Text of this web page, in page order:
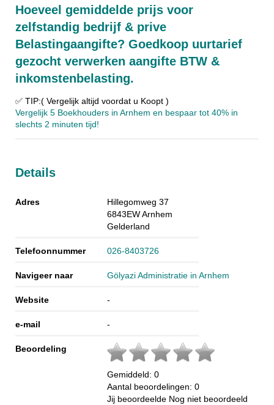
Hoeveel gemiddelde prijs voor
zelfstandig bedrijf & prive
Belastingaangifte? Goedkoop uurtarief
gezocht verwerken aangifte BTW &
inkomstenbelasting.
✅ TIP:( Vergelijk altijd voordat u Koopt )
Vergelijk 5 Boekhouders in Arnhem en bespaar tot 40% in
slechts 2 minuten tijd!
Details
Adres
Hillegomweg 37
6843EWArnhem
Gelderland
Telefoonnummer 026-8403726
Navigeer naar Gölyazi Administratie in Arnhem
Website -
e-mail -
Beoordeling
Gemiddeld: 0
Aantal beoordelingen: 0
Jij beoordeelde Nog niet beoordeeld